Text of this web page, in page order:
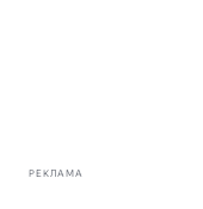
РЕКЛАМА